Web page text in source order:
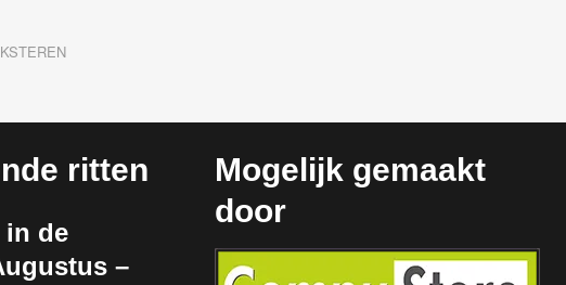
ritten
in de
–
Mogelijk gemaakt
door